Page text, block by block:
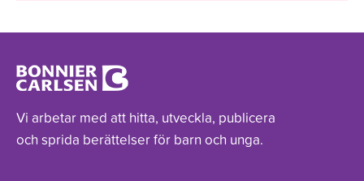
Vi arbetar med att hitta, utveckla, publicera
och sprida berättelser för barn och unga.